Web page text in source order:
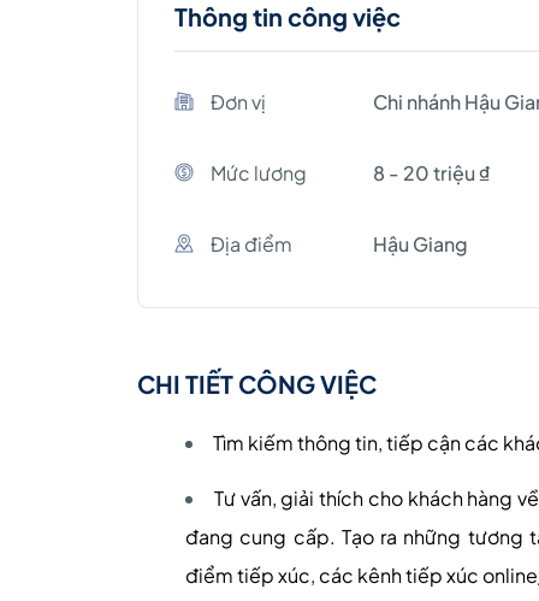
Thông tin công việc
Đơn vị Chi nhánh Hậu
Mức lương 8 - 20 triệu ₫
Địa điểm Hậu Giang
CHI TIẾT CÔNG VIỆC
Tìm kiếm thông tin, tiếp cận các
Tư vấn, giải thích cho khách hàng
đang cung cấp. Tạo ra những tương
điểm tiếp xúc, các kênh tiếp xúc